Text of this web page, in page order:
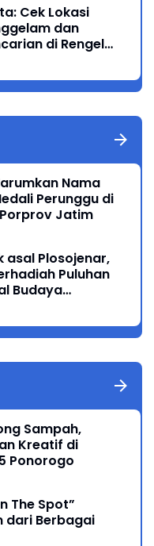
Cek Lokasi
dan
di Rengel
Nama
Perunggu di
Jatim
asal Plosojenar,
Puluhan
Budaya
Sampah,
Kreatif di
Ponorogo
The Spot”
dari Berbagai